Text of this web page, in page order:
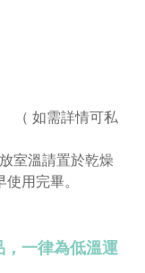
（ 如需詳情可私
室溫請置於乾燥
用完畢。
一律為低溫運